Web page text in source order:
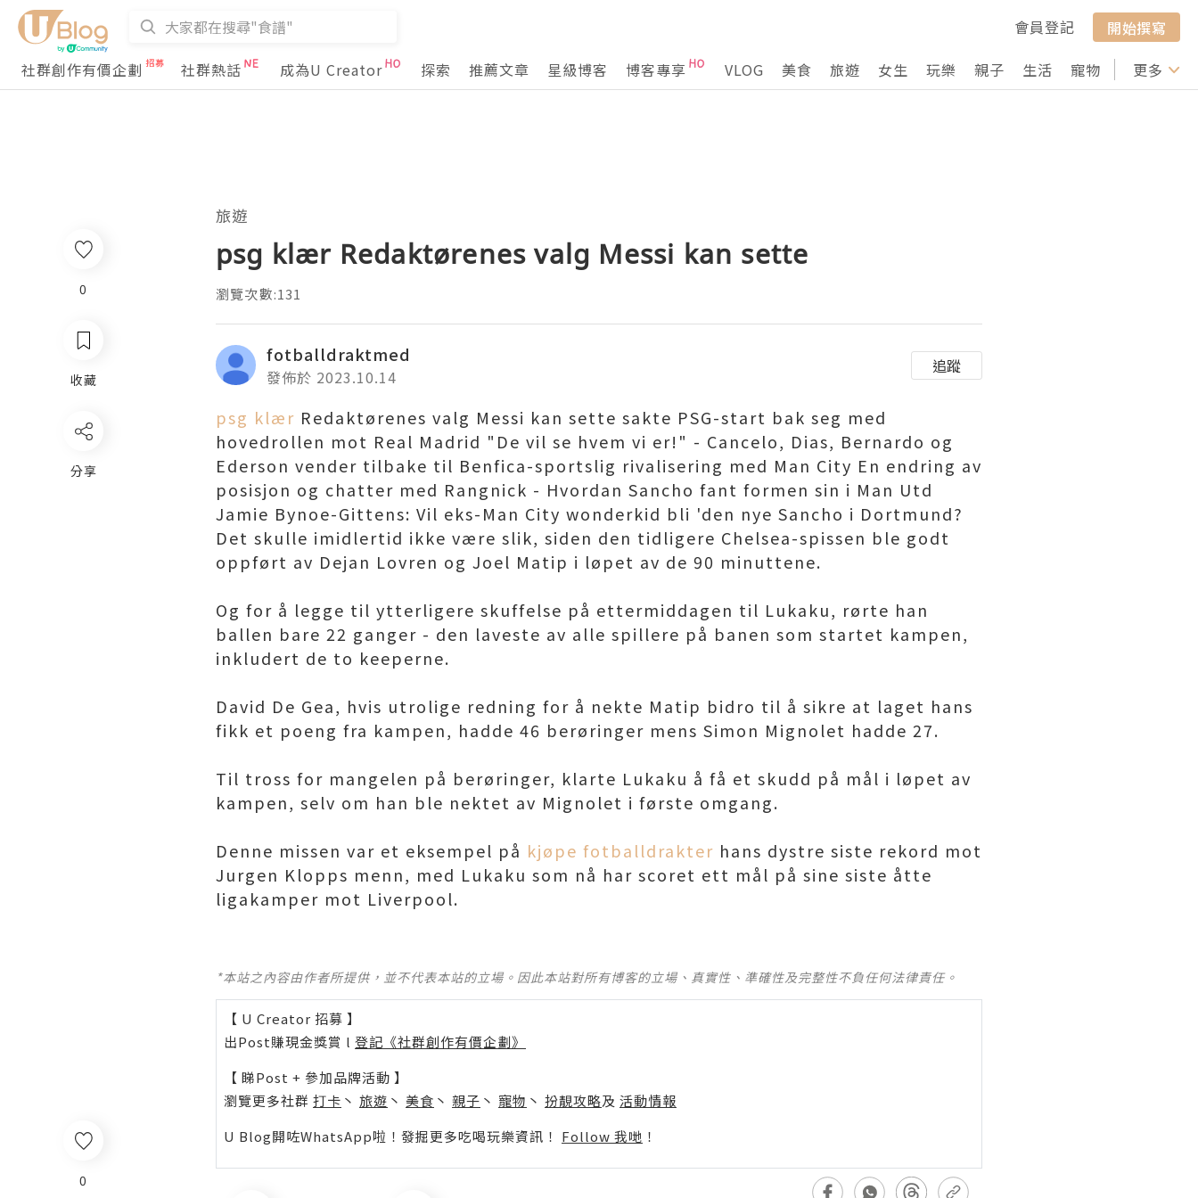
會員登記
開始撰寫
社群創作有價企劃
社群熱話 成為U Creator 探索 推薦文章 星級博客 博客專享 VLOG 美食 旅遊 女生 玩樂 親子 生活 寵物 行山 打卡
更多
0
旅遊
psg klær Redaktørenes valg Messi kan sette
瀏覽次數:131
fotballdraktmed
發佈於 2023.10.14
追蹤
psg klær Redaktørenes valg Messi kan sette sakte PSG-start bak seg med
hovedrollen mot Real Madrid "De vil se hvem vi er!" - Cancelo, Dias, Bernardo og
Ederson vender tilbake til Benfica-sportslig rivalisering med Man City En endring av
posisjon og chatter med Rangnick - Hvordan Sancho fant formen sin i Man Utd
Jamie Bynoe-Gittens: Vil eks-Man City wonderkid bli 'den nye Sancho i Dortmund?
Det skulle imidlertid ikke være slik, siden den tidligere Chelsea-spissen ble godt
oppført av Dejan Lovren og Joel Matip i løpet av de 90 minuttene.
Og for å legge til ytterligere skuffelse på ettermiddagen til Lukaku, rørte han
ballen bare 22 ganger - den laveste av alle spillere på banen som startet kampen,
inkludert de to keeperne.
David De Gea, hvis utrolige redning for å nekte Matip bidro til å sikre at laget hans
fikk et poeng fra kampen, hadde 46 berøringer mens Simon Mignolet hadde 27.
Til tross for mangelen på berøringer, klarte Lukaku å få et skudd på mål i løpet av
kampen, selv om han ble nektet av Mignolet i første omgang.
Denne missen var et eksempel på kjøpe fotballdrakter hans dystre siste rekord mot
Jurgen Klopps menn, med Lukaku som nå har scoret ett mål på sine siste åtte
ligakamper mot Liverpool.
*本站之內容由作者所提供，並不代表本站的立場。因此本站對所有博客的立場、真實性、準確性及完整性不負任何法律責任。
【 U Creator 招募 】
出Post賺現金獎賞 l 登記《社群創作有價企劃》
【 睇Post + 參加品牌活動 】
瀏覽更多社群 打卡 丶 旅遊 丶 美食 丶 親子 丶 寵物 丶 扮靚攻略及 活動情報
U Blog開咗WhatsApp啦！發掘更多吃喝玩樂資訊！ Follow 我哋 ！
0
收藏
分享